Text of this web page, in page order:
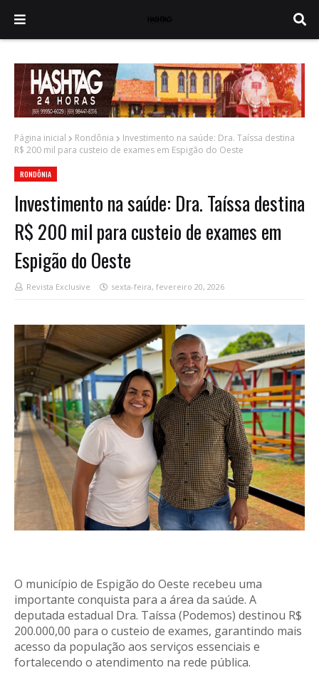
Página inicial Rondônia
Investimento na saúde: Dra. Taíssa destina
R$ 200 mil para custeio de exames em Espigão do Oeste
RONDÔNIA
Investimento na saúde: Dra. Taíssa destina
R$ 200 mil para custeio de exames em
Espigão do Oeste
Revista Exclusive sexta-feira, fevereiro 20, 2026
O município de Espigão do Oeste recebeu uma
importante conquista para a área da saúde. A
deputada estadual Dra. Taíssa (Podemos) destinou R$
200.000,00 para o custeio de exames, garantindo mais
acesso da população aos serviços essenciais e
fortalecendo o atendimento na rede pública.